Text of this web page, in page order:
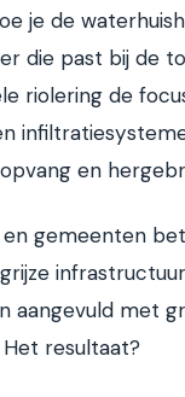
je de
die past bij de
riolering de
en
gemeenten
aangevuld met
resultaat?